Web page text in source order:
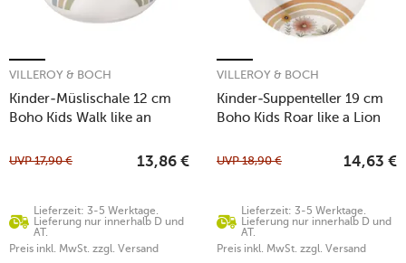
Kinder-Müslischale 12 cm
Boho Kids Walk like an
VILLEROY & BOCH
Lieferzeit: 3-5 Werktage.
Lieferung nur innerhalb D und
AT.
UVP17,90 € 13,86 €
Preis inkl. MwSt. zzgl. Versand
Kinder-Suppenteller 19 cm
Boho Kids Roar like a Lion
VILLEROY & BOCH
Lieferzeit: 3-5 Werktage.
Lieferung nur innerhalb D und
AT.
UVP18,90 € 14,63 €
Preis inkl. MwSt. zzgl. Versand